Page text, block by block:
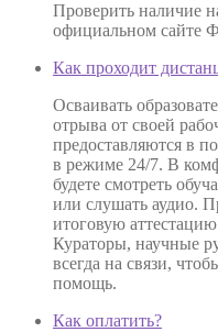
Проверить наличие
официальном
Как проходит
Осваивать
отрыва от своей
предоставляются в
в режиме 24/7. В
будете смотреть
или слушать аудио.
итоговую
Кураторы, научные
всегда на связи,
помощь.
Как оплатить?